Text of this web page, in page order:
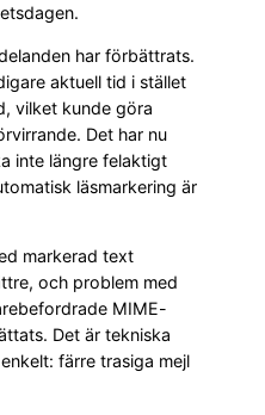
har förbättrats.
aktuell tid i stället
vilket kunde göra
Det har nu
inte längre felaktigt
läsmarkering är
markerad text
och problem med
MIME-
Det är tekniska
färre trasiga mejl